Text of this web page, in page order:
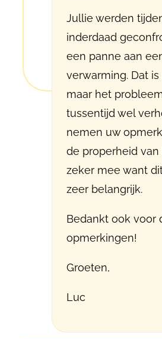
Jullie werden
inderdaad
een panne aan
verwarming. Dat
maar het
tussentijd wel
nemen uw
de properheid
zeker mee want
zeer belangrijk.
Bedankt ook voor
opmerkingen!
Groeten,
Luc